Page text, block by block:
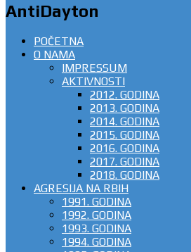
AntiDayton
POČETNA
O NAMA
IMPRESSUM
AKTIVNOSTI
2012. GODINA
2013. GODINA
2014. GODINA
2015. GODINA
2016. GODINA
2017. GODINA
2018. GODINA
AGRESIJA NA RBIH
1991. GODINA
1992. GODINA
1993. GODINA
1994. GODINA